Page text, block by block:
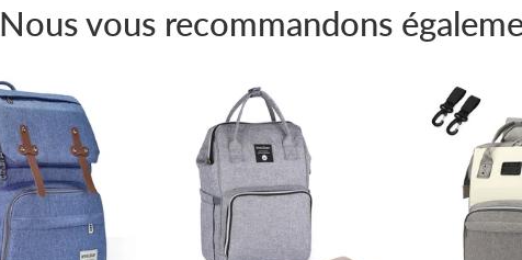
Nous vous recommandons